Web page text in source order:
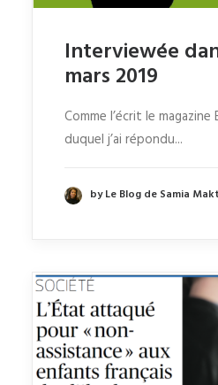
Interviewée
mars 2019
Comme l’écrit le
duquel j’ai répondu...
by Le Blog de Samia